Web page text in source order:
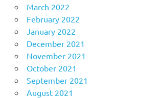
March 2022
February 2022
January 2022
December 2021
November 2021
October 2021
September 2021
August 2021